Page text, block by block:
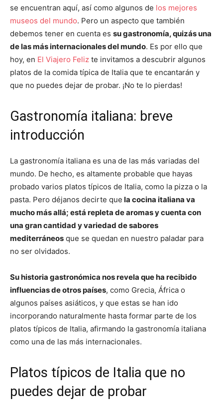
se encuentran aquí, así como algunos de los mejores
museos del mundo. Pero un aspecto que también
debemos tener en cuenta es su gastronomía, quizás una
de las más internacionales del mundo. Es por ello que
hoy, en El Viajero Feliz te invitamos a descubrir algunos
platos de la comida típica de Italia que te encantarán y
que no puedes dejar de probar. ¡No te lo pierdas!
Gastronomía italiana: breve
introducción
La gastronomía italiana es una de las más variadas del
mundo. De hecho, es altamente probable que hayas
probado varios platos típicos de Italia, como la pizza o la
pasta. Pero déjanos decirte que la cocina italiana va
mucho más allá; está repleta de aromas y cuenta con
una gran cantidad y variedad de sabores
mediterráneos que se quedan en nuestro paladar para
no ser olvidados.
Su historia gastronómica nos revela que ha recibido
influencias de otros países, como Grecia, África o
algunos países asiáticos, y que estas se han ido
incorporando naturalmente hasta formar parte de los
platos típicos de Italia, afirmando la gastronomía italiana
como una de las más internacionales.
Platos típicos de Italia que no
puedes dejar de probar